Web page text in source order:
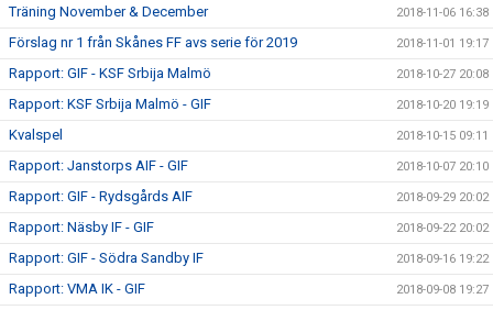
Träning November & December 2018-11-06 16:38
Förslag nr 1 från Skånes FF avs serie för 2019 2018-11-01 19:17
Rapport: GIF - KSF Srbija Malmö 2018-10-27 20:08
Rapport: KSF Srbija Malmö - GIF 2018-10-20 19:19
Kvalspel 2018-10-15 09:11
Rapport: Janstorps AIF - GIF 2018-10-07 20:10
Rapport: GIF - Rydsgårds AIF 2018-09-29 20:02
Rapport: Näsby IF - GIF 2018-09-22 20:02
Rapport: GIF - Södra Sandby IF 2018-09-16 19:22
Rapport: VMA IK - GIF 2018-09-08 19:27